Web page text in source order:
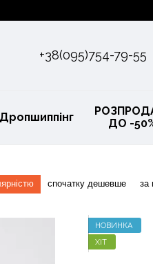
+38(095)754-79-55
Дропшиппінг
ДО -
спочатку дешевше за
НОВИНКА
ХІТ